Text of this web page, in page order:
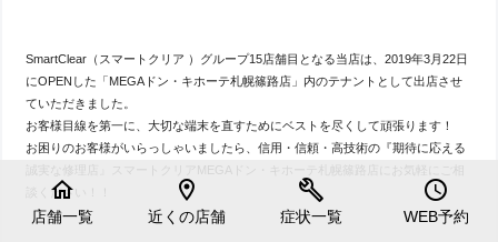
SmartClear（スマートクリア ）グループ15店舗目となる当店は、2019年3月22日
にOPENした「MEGAドン・キホーテ札幌篠路店」内のテナントとして出店させ
ていただきました。
お客様目線を第一に、大切な端末を直すためにベストを尽くして頑張ります！
お困りのお客様がいらっしゃいましたら、信用・信頼・高技術の『期待に応える
誠実な修理店』スマートクリアMEGAドン・キホーテ札幌篠路店にお気軽にご相
談ください！！
home
店舗一覧
location_on
近くの店舗
build
症状一覧
schedule
WEB予約